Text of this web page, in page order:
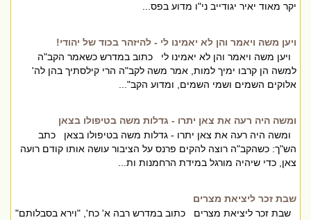
יקר מאוד יאיר יגודייב ני"ו מדוע בפס...
ויען משה ויאמר והן לא יאמינו לי - להיזהר בכוד של יהודי!
ויען משה ויאמר והן לא יאמינו לי כתוב במדרש כשאמר הקב"ה
למשה הן קרבו ימיך למות, אמר משה לקב"ה הרי קילסתיך בהן לה'
אלוקים השמים ושמי השמים, ומדוע הקב"...
ומשה היה רעה את צאן יתרו - גדלות משה בטיפולו בצאן
ומשה היה רעה את צאן יתרו - גדלות משה בטיפולו בצאן כתב
הש"ך: כשהקב"ה רוצה להקים פרנס על הציבור עושה אותו קודם רועה
צאן, כדי שיהיה מורגל במידת הרחמנות ות...
שבת זכר ליציאת מצרים
שבת זכר ליציאת מצרים כתוב במדרש רבה א' כח', "וירא בסבלותם"